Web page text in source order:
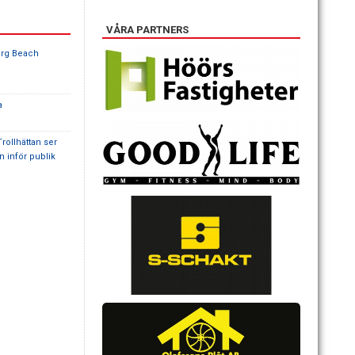
Beach
ser
inför publik
VÅRA PARTNERS